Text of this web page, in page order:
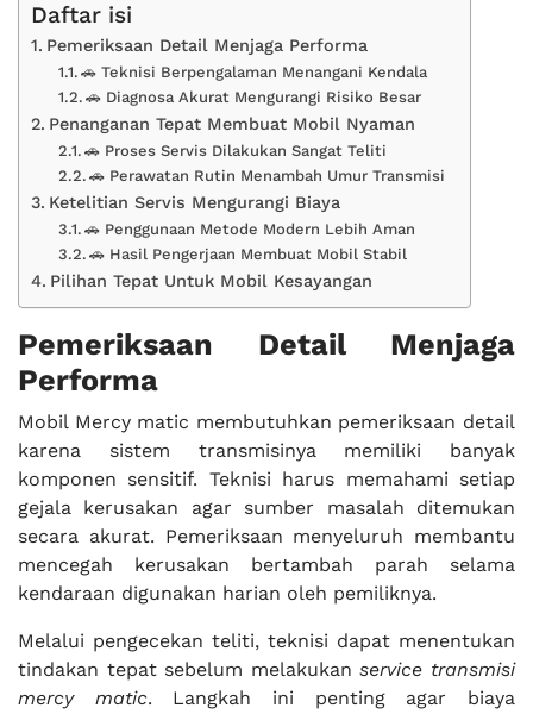
Daftar isi
Pemeriksaan Detail Menjaga Performa
🚗 Teknisi Berpengalaman Menangani Kendala
🚗 Diagnosa Akurat Mengurangi Risiko Besar
Penanganan Tepat Membuat Mobil Nyaman
🚗 Proses Servis Dilakukan Sangat Teliti
🚗 Perawatan Rutin Menambah Umur Transmisi
Ketelitian Servis Mengurangi Biaya
🚗 Penggunaan Metode Modern Lebih Aman
🚗 Hasil Pengerjaan Membuat Mobil Stabil
Pilihan Tepat Untuk Mobil Kesayangan
Pemeriksaan Detail Menjaga
Performa
Mobil Mercy matic membutuhkan pemeriksaan detail
karena sistem transmisinya memiliki banyak
komponen sensitif. Teknisi harus memahami setiap
gejala kerusakan agar sumber masalah ditemukan
secara akurat. Pemeriksaan menyeluruh membantu
mencegah kerusakan bertambah parah selama
kendaraan digunakan harian oleh pemiliknya.
Melalui pengecekan teliti, teknisi dapat menentukan
tindakan tepat sebelum melakukanservice transmisi
mercy matic. Langkah ini penting agar biaya